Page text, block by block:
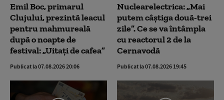
Emil Boc, primarul
Clujului, prezintă leacul
pentru mahmureală
după o noapte de
festival: „Uitați de cafea”
Publicat la 07.08.2026 20:06
Nuclearelectrica: „Mai
putem câștiga două-trei
zile”. Ce se va întâmpla
cu reactorul 2 de la
Cernavodă
Publicat la 07.08.2026 19:45